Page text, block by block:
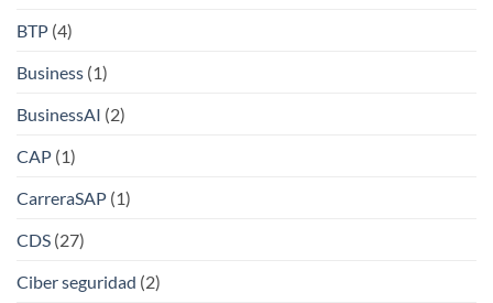
BTP (4)
Business (1)
BusinessAI (2)
CAP (1)
CarreraSAP (1)
CDS (27)
Ciber seguridad (2)